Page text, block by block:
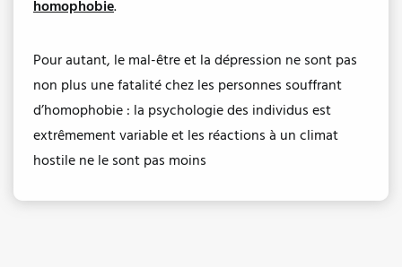
homophobie.
Pour autant, le mal-être et la dépression ne sont pas
non plus une fatalité chez les personnes souffrant
d’homophobie : la psychologie des individus est
extrêmement variable et les réactions à un climat
hostile ne le sont pas moins